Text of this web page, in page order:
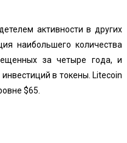
активности в других
наибольшего количества
за четыре года, и
в токены. Litecoin
$65.